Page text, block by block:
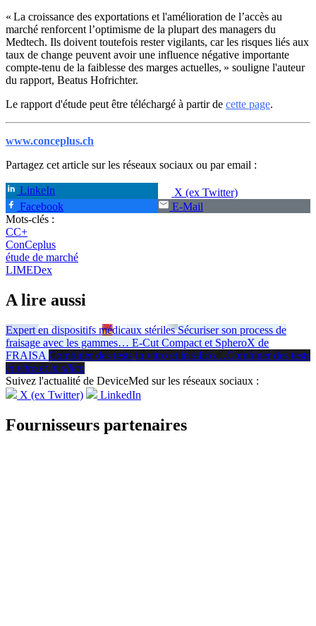
« La croissance des exportations et l'amélioration de l’accès au
marché renforcent l’optimisme de la plupart des managers du
Medtech. Ils doivent toutefois rester vigilants, car les risques liés aux
taux de change peuvent avoir une influence négative importante
compte-tenu de la faiblesse des marges actuelles, » souligne l'auteur
du rapport, Beatus Hofrichter.
Le rapport d'étude peut être téléchargé à partir de cette page.
www.conceplus.ch
Partagez cet article sur les réseaux sociaux ou par email :
LinkeIn
X (ex Twitter)
Facebook
E-Mail
Mots-clés :
CC+
ConCeplus
étude de marché
LIMEDex
A lire aussi
Expert en dispositifs médicaux stériles Sécuriser son process de
fraisage avec les gammes… E-Cut Compact et SpheroX de
FRAISA Combiner des tests in vitro et in silico…Combiner des tests
in vitro et in silico
Suivez l'actualité de DeviceMed sur les réseaux sociaux :
X (ex Twitter)
LinkedIn
Fournisseurs partenaires